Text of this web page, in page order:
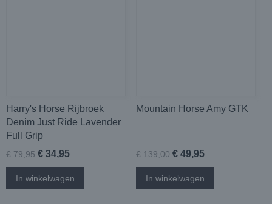
Harry's Horse Rijbroek
Denim Just Ride Lavender
Full Grip
€ 79,95 € 34,95
In winkelwagen
Mountain Horse Amy GTK
€ 139,00 € 49,95
In winkelwagen